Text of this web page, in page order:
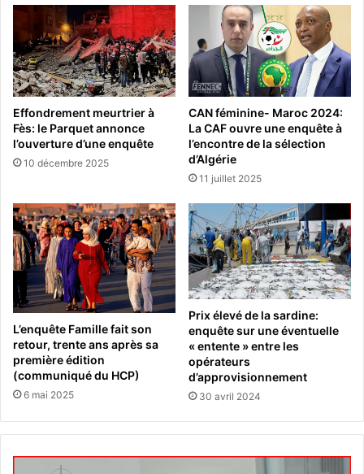
Effondrement meurtrier à
Fès: le Parquet annonce
l’ouverture d’une enquête
10 décembre 2025
CAN féminine- Maroc 2024:
La CAF ouvre une enquête à
l’encontre de la sélection
d’Algérie
11 juillet 2025
L’enquête Famille fait son
retour, trente ans après sa
première édition
(communiqué du HCP)
6 mai 2025
Prix élevé de la sardine:
enquête sur une éventuelle
« entente » entre les
opérateurs
d’approvisionnement
30 avril 2024